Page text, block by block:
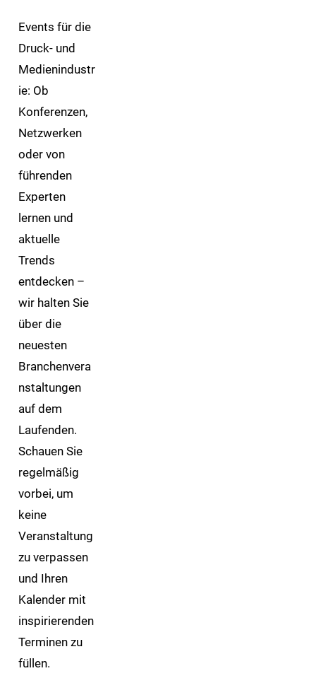
Events für die
Druck- und
Medienindustr
ie: Ob
Konferenzen,
Netzwerken
oder von
führenden
Experten
lernen und
aktuelle
Trends
entdecken –
wir halten Sie
über die
neuesten
Branchenvera
nstaltungen
auf dem
Laufenden.
Schauen Sie
regelmäßig
vorbei, um
keine
Veranstaltung
zu verpassen
und Ihren
Kalender mit
inspirierenden
Terminen zu
füllen.